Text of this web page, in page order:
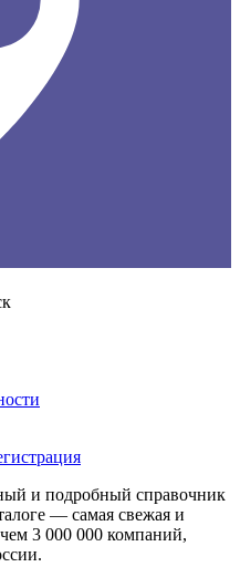
и подробный справочник
— самая свежая и
3 000 000 компаний,